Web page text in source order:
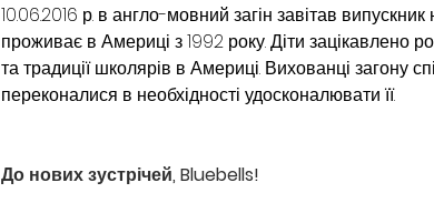
10.06.2016 р. в англо-мовний загін завітав
проживає в Америці з 1992 року. Діти зацікавлено
та традиції школярів в Америці. Вихованці загону
переконалися в необхідності удосконалювати її.
До нових зустрічей, Bluebells!